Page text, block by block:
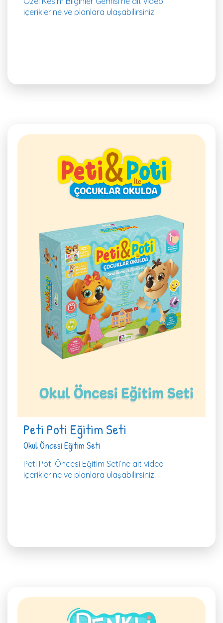
içeriklerine ve planlara ulaşabilirsiniz.
Peti Poti Eğitim Seti
Okul Öncesi Eğitim Seti
Peti Poti Öncesi Eğitim Seti’ne ait video
içeriklerine ve planlara ulaşabilirsiniz.